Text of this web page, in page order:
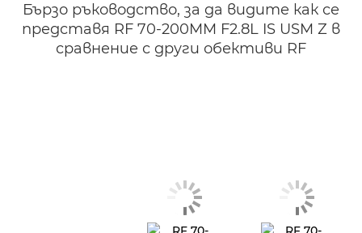
Бързо ръководство, за да видите как се
представя RF 70-200MM F2.8L IS USM Z в
сравнение с други обективи RF